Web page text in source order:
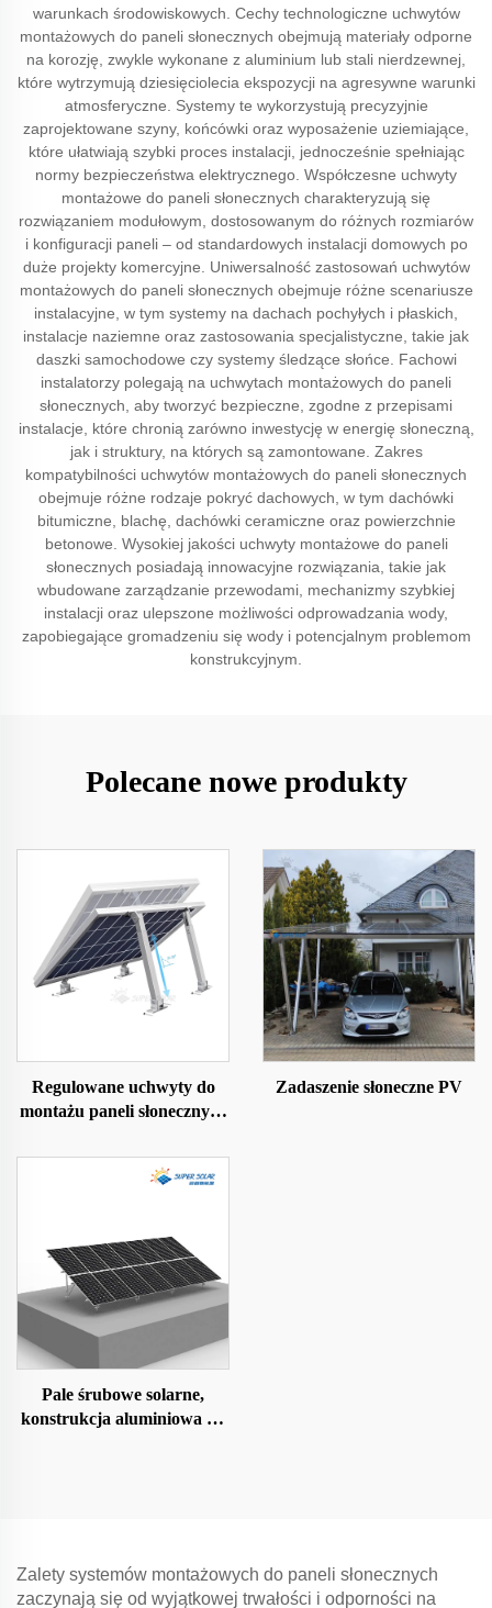
warunkach środowiskowych. Cechy technologiczne uchwytów
montażowych do paneli słonecznych obejmują materiały odporne
na korozję, zwykle wykonane z aluminium lub stali nierdzewnej,
które wytrzymują dziesięciolecia ekspozycji na agresywne warunki
atmosferyczne. Systemy te wykorzystują precyzyjnie
zaprojektowane szyny, końcówki oraz wyposażenie uziemiające,
które ułatwiają szybki proces instalacji, jednocześnie spełniając
normy bezpieczeństwa elektrycznego. Współczesne uchwyty
montażowe do paneli słonecznych charakteryzują się
rozwiązaniem modułowym, dostosowanym do różnych rozmiarów
i konfiguracji paneli – od standardowych instalacji domowych po
duże projekty komercyjne. Uniwersalność zastosowań uchwytów
montażowych do paneli słonecznych obejmuje różne scenariusze
instalacyjne, w tym systemy na dachach pochyłych i płaskich,
instalacje naziemne oraz zastosowania specjalistyczne, takie jak
daszki samochodowe czy systemy śledzące słońce. Fachowi
instalatorzy polegają na uchwytach montażowych do paneli
słonecznych, aby tworzyć bezpieczne, zgodne z przepisami
instalacje, które chronią zarówno inwestycję w energię słoneczną,
jak i struktury, na których są zamontowane. Zakres
kompatybilności uchwytów montażowych do paneli słonecznych
obejmuje różne rodzaje pokryć dachowych, w tym dachówki
bitumiczne, blachę, dachówki ceramiczne oraz powierzchnie
betonowe. Wysokiej jakości uchwyty montażowe do paneli
słonecznych posiadają innowacyjne rozwiązania, takie jak
wbudowane zarządzanie przewodami, mechanizmy szybkiej
instalacji oraz ulepszone możliwości odprowadzania wody,
zapobiegające gromadzeniu się wody i potencjalnym problemom
konstrukcyjnym.
Polecane nowe produkty
Regulowane uchwyty do
montażu paneli słonecznych
Zadaszenie słoneczne PV
Pale śrubowe solarne,
konstrukcja aluminiowa na
Zalety systemów montażowych do paneli słonecznych
zaczynają się od wyjątkowej trwałości i odporności na